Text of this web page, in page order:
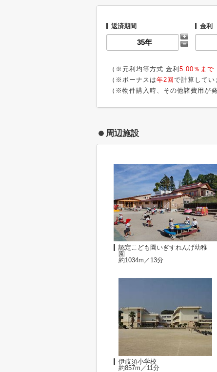
返済期間 金利
（※元利均等方式 金利 5.00％まで
（※ボーナスは年2回 で計算してい
（※物件購入時、その他諸費用が
周辺施設
認定こども園いぎすれんげ幼稚
園
約1034m／13分
伊岐須小学校
約857m／11分